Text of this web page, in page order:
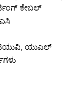
ಕೇಬಲ್
ಯುಎಲ್